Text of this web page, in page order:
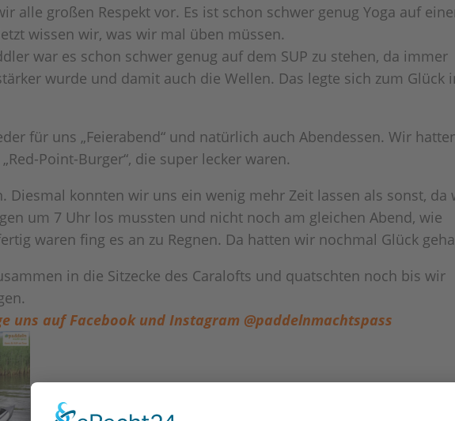
alle großen Respekt vor. Es ist schon schwer genug Yoga auf
wissen wir, was wir mal üben müssen.
war es schon schwer genug auf dem SUP zu stehen, da immer
wurde und damit auch die Wellen. Das legte sich zum Glück
für uns „Feierabend“ und natürlich auch Abendessen. Wir
Point-Burger“, die super lecker waren.
Diesmal konnten wir uns ein wenig mehr Zeit lassen als sonst, da
um 7 Uhr los mussten und nicht noch am gleichen Abend, wie
waren fing es an zu Regnen. Da hatten wir nochmal Glück
in die Sitzecke des Caralofts und quatschten noch bis wir
uns auf Facebook und Instagram @paddelnmachtspass